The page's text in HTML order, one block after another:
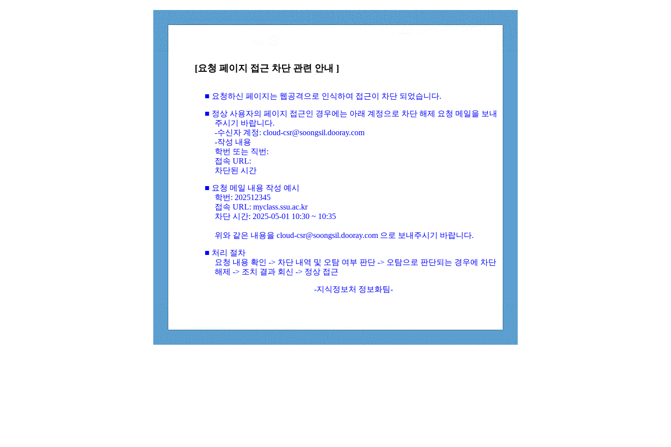
[요청 페이지 접근 차단 관련 안내 ]
■ 요청하신 페이지는 웹공격으로 인식하여 접근이 차단 되었습니다.
■ 정상 사용자의 페이지 접근인 경우에는 아래 계정으로 차단 해제 요청 메일을 보내
주시기 바랍니다.
-수신자 계정: cloud-csr@soongsil.dooray.com
-작성 내용
학번 또는 직번:
접속 URL:
차단된 시간
■ 요청 메일 내용 작성 예시
학번: 202512345
접속 URL: myclass.ssu.ac.kr
차단 시간: 2025-05-01 10:30 ~ 10:35
위와 같은 내용을 cloud-csr@soongsil.dooray.com 으로 보내주시기 바랍니다.
■ 처리 절차
요청 내용 확인 -> 차단 내역 및 오탐 여부 판단 -> 오탐으로 판단되는 경우에 차단
해제 -> 조치 결과 회신 -> 정상 접근
-지식정보처 정보화팀-